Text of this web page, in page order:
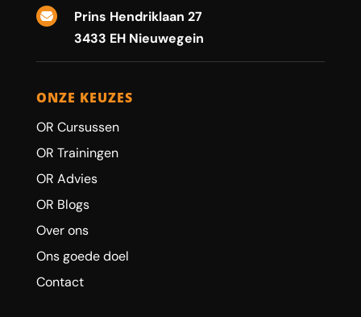

Prins Hendriklaan 27
3433 EH Nieuwegein
ONZE KEUZES
OR Cursussen
OR Trainingen
OR Advies
OR Blogs
Over ons
Ons goede doel
Contact